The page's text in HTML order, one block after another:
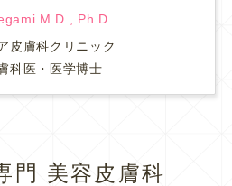
Ph.D.
皮膚科クリニック
科医・医学博士
門 美容皮膚科